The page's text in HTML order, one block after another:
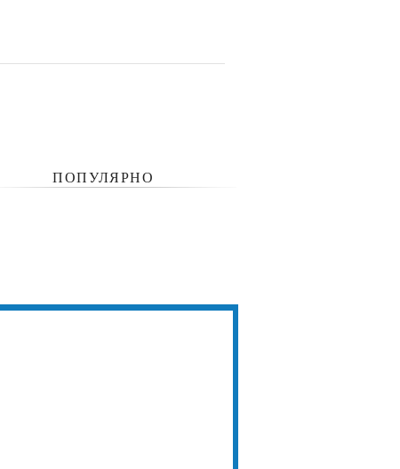
ПОПУЛЯРНО